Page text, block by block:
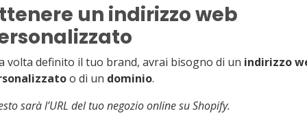
un indirizzo web
volta definito il tuo brand, avrai bisogno di un indirizzo
o di un dominio.
sarà l’URL del tuo negozio online su Shopify.